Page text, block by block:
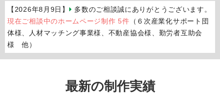
【2026年8月9日】
多数のご相談誠にありがとうございます。
現在ご相談中のホームページ制作 5件 （６次産業化サポート団
体様、人材マッチング事業様、不動産協会様、勤労者互助会
様 他）
最新の制作実績